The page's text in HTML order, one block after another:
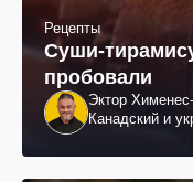
Рецепты
Суши-
пробовали
Эктор
Канадский и